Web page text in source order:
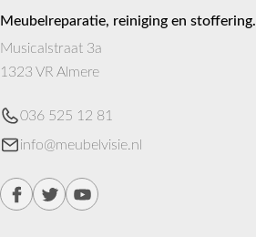
Meubelreparatie, reiniging en stoffering.
Musicalstraat 3a
1323 VR Almere
036 525 12 81
info@meubelvisie.nl